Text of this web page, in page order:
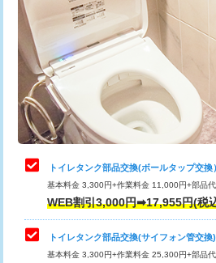
トイレタンク部品交換(ボールタップ交換
基本料金 3,300円+作業料金 11,000円+部品
WEB割引3,000円➡17,955円(税
トイレタンク部品交換(サイフォン管交換)
基本料金 3,300円+作業料金 25,300円+部品